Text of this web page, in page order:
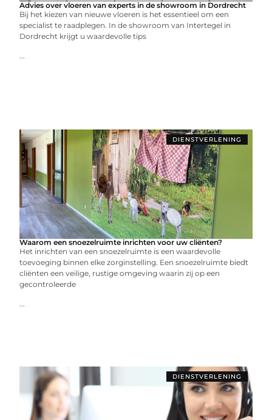
Advies over vloeren van experts in de showroom in Dordrecht
Bij het kiezen van nieuwe vloeren is het essentieel om een
specialist te raadplegen. In de showroom van Intertegel in
Dordrecht krijgt u waardevolle tips
...
DIENSTVERLENING
Waarom een snoezelruimte inrichten voor uw cliënten?
Het inrichten van een snoezelruimte is een waardevolle
toevoeging binnen elke zorginstelling. Een snoezelruimte biedt
cliënten een veilige, rustige omgeving waarin zij op een
gecontroleerde
...
DIENSTVERLENING